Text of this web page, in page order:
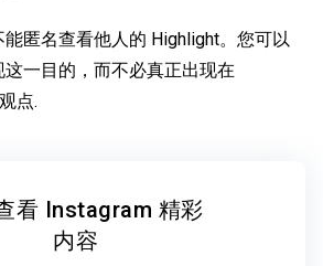
匿名查看他人的 Highlight。您可以
一目的，而不必真正出现在
点.
看 Instagram 精彩
内容